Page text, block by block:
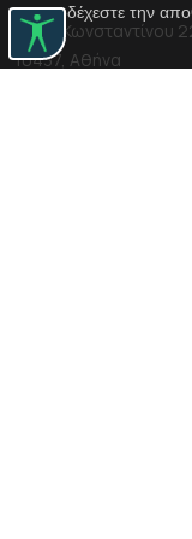
αποδέχεστε την
Αγίου Κωνσταντίνου
10437, Αθήνα